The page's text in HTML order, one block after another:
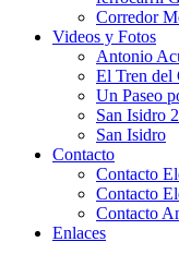
Corredor
Videos y Fotos
Antonio
El Tren del
Un Paseo
San Isidro
San Isidro
Contacto
Contacto
Contacto
Contacto
Enlaces